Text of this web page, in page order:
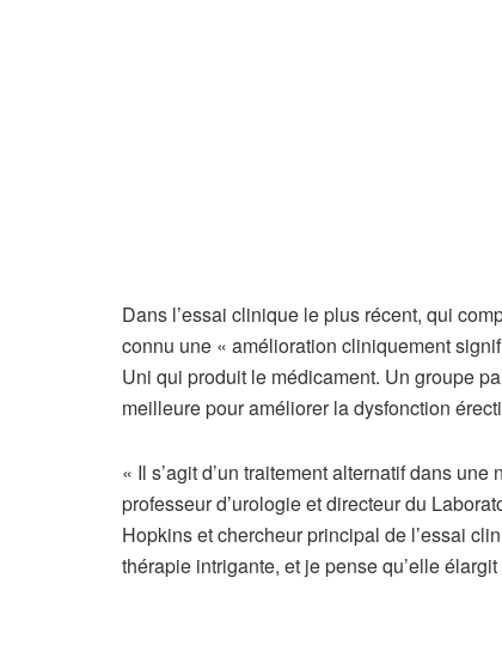
Dans l’essai clinique le plus récent, qui
connu une « amélioration cliniquement
Uni qui produit le médicament. Un groupe
meilleure pour améliorer la dysfonction
« Il s’agit d’un traitement alternatif dans
professeur d’urologie et directeur du
Hopkins et chercheur principal de l’essai
thérapie intrigante, et je pense qu’elle